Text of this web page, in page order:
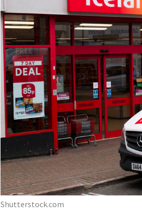
Shutterstock.com